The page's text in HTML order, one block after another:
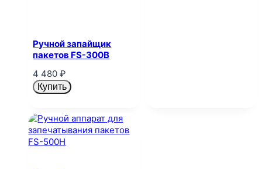
Ручной запайщик
пакетов FS-300B
4 480₽
Купить